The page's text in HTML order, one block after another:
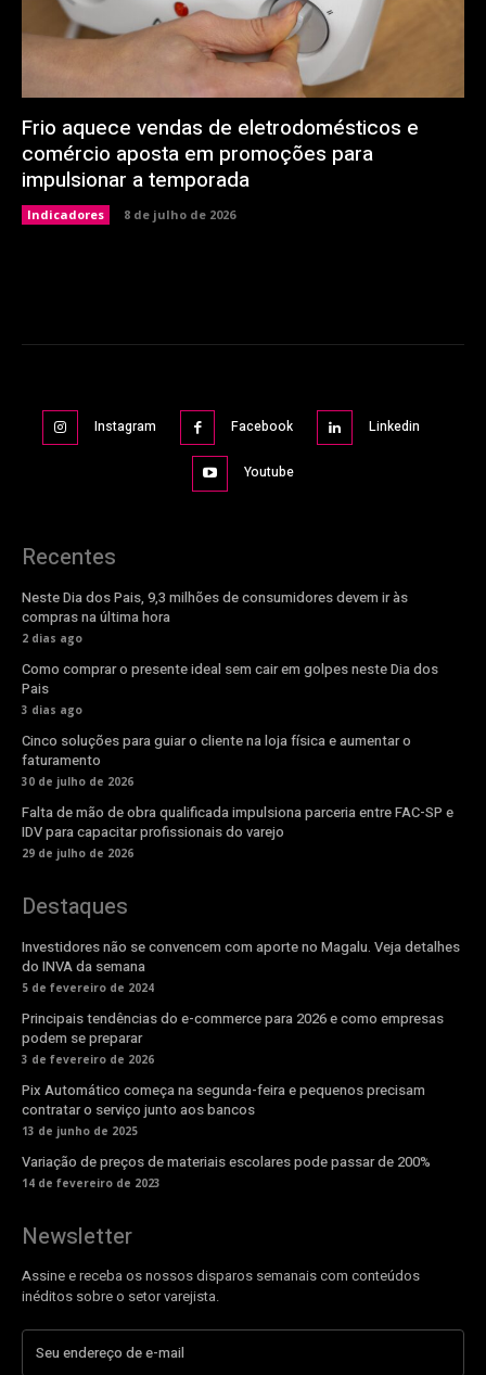
Frio aquece vendas de eletrodomésticos e
comércio aposta em promoções para
impulsionar a temporada
Indicadores 8 de julho de 2026
Instagram Facebook Linkedin
Youtube
Recentes
Neste Dia dos Pais, 9,3 milhões de consumidores devem ir às
compras na última hora
2 dias ago
Como comprar o presente ideal sem cair em golpes neste Dia dos
Pais
3 dias ago
Cinco soluções para guiar o cliente na loja física e aumentar o
faturamento
30 de julho de 2026
Falta de mão de obra qualificada impulsiona parceria entre FAC-SP e
IDV para capacitar profissionais do varejo
29 de julho de 2026
Destaques
Investidores não se convencem com aporte no Magalu. Veja detalhes
do INVA da semana
5 de fevereiro de 2024
Principais tendências do e-commerce para 2026 e como empresas
podem se preparar
3 de fevereiro de 2026
Pix Automático começa na segunda-feira e pequenos precisam
contratar o serviço junto aos bancos
13 de junho de 2025
Variação de preços de materiais escolares pode passar de 200%
14 de fevereiro de 2023
Newsletter
Assine e receba os nossos disparos semanais com conteúdos
inéditos sobre o setor varejista.